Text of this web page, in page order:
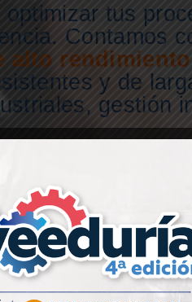
tus
Contamos
alto rendimiento
y de
gestión